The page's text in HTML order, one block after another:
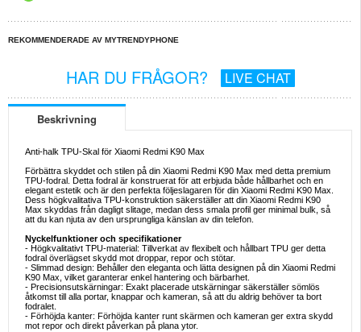
REKOMMENDERADE AV MYTRENDYPHONE
HAR DU FRÅGOR? LIVE CHAT
Beskrivning
Anti-halk TPU-Skal för Xiaomi Redmi K90 Max
Förbättra skyddet och stilen på din Xiaomi Redmi K90 Max med detta premium
TPU-fodral. Detta fodral är konstruerat för att erbjuda både hållbarhet och en
elegant estetik och är den perfekta följeslagaren för din Xiaomi Redmi K90 Max.
Dess högkvalitativa TPU-konstruktion säkerställer att din Xiaomi Redmi K90
Max skyddas från dagligt slitage, medan dess smala profil ger minimal bulk, så
att du kan njuta av den ursprungliga känslan av din telefon.
Nyckelfunktioner och specifikationer
- Högkvalitativt TPU-material: Tillverkat av flexibelt och hållbart TPU ger detta
fodral överlägset skydd mot droppar, repor och stötar.
- Slimmad design: Behåller den eleganta och lätta designen på din Xiaomi Redmi
K90 Max, vilket garanterar enkel hantering och bärbarhet.
- Precisionsutskärningar: Exakt placerade utskärningar säkerställer sömlös
åtkomst till alla portar, knappar och kameran, så att du aldrig behöver ta bort
fodralet.
- Förhöjda kanter: Förhöjda kanter runt skärmen och kameran ger extra skydd
mot repor och direkt påverkan på plana ytor.